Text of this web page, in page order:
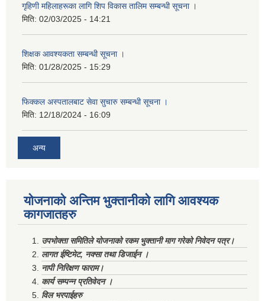
गृहिणी महिलाहरूका लागि शिप विकास तालिम सम्बन्धी सूचना ‌।
मिति: 02/03/2025 - 14:21
शिक्षक आवश्यकता सम्बन्धी सूचना ।
मिति: 01/28/2025 - 15:29
फिक्कल अस्पतालबाट सेवा सुचारु सम्बन्धी सूचना ।
मिति: 12/18/2024 - 16:09
अन्य
योजनाको अन्तिम भुक्तानीको लागि आवश्यक
कागजातहरु
उपभोक्ता समितिले योजनाको रकम भुक्तानी माग गरेको निवेदन पत्र।
लागत ईष्टिमेट, नक्सा तथा डिजाईन ।
नापी निरिक्षण फाराम।
कार्य सम्पन्न प्रतिवेदन ।
विल भरपाईहरु